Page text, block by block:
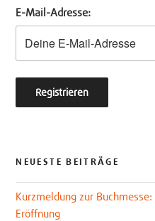
E-Mail-Adresse:
NEUESTE BEITRÄGE
Kurzmeldung zur
Eröffnung